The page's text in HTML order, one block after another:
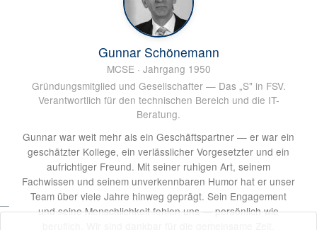
Gunnar Schönemann
MCSE · Jahrgang 1950
Gründungsmitglied und Gesellschafter — Das „S" in FSV.
Verantwortlich für den technischen Bereich und die IT-
Beratung.
Gunnar war weit mehr als ein Geschäftspartner — er war ein
geschätzter Kollege, ein verlässlicher Vorgesetzter und ein
aufrichtiger Freund. Mit seiner ruhigen Art, seinem
Fachwissen und seinem unverkennbaren Humor hat er unser
Team über viele Jahre hinweg geprägt. Sein Engagement
und seine Menschlichkeit fehlen uns — persönlich wie